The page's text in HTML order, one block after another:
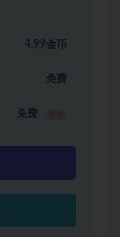
4.99金币
免费
免费